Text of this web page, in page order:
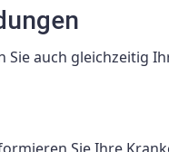
Sie auch gleichzeitig